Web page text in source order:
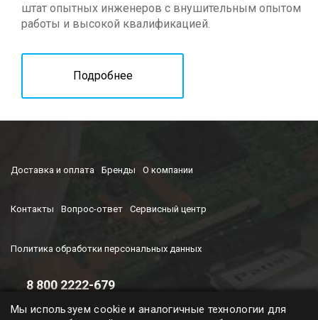
штат опытных инженеров с внушительным опытом
работы и высокой квалификацией.
Подробнее
Доставка и оплата Бренды О компании
Контакты Вопрос-ответ Сервисный центр
Политика обработки персональных данных
8 800 2222-679
с 9-00 до 19-00 (ПН-ПТ)
Мы используем cookie и аналогичные технологии для